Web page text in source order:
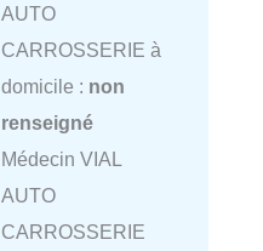
AUTO
CARROSSERIE à
domicile : non
renseigné
Médecin VIAL
AUTO
CARROSSERIE